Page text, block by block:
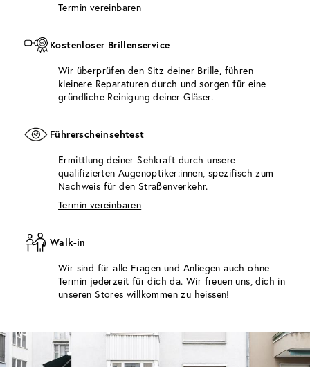
Termin vereinbaren
Kostenloser Brillenservice
Wir überprüfen den Sitz deiner Brille, führen
kleinere Reparaturen durch und sorgen für eine
gründliche Reinigung deiner Gläser.
Führerscheinsehtest
Ermittlung deiner Sehkraft durch unsere
qualifizierten Augenoptiker:innen, spezifisch zum
Nachweis für den Straßenverkehr.
Termin vereinbaren
Walk-in
Wir sind für alle Fragen und Anliegen auch ohne
Termin jederzeit für dich da. Wir freuen uns, dich in
unseren Stores willkommen zu heissen!